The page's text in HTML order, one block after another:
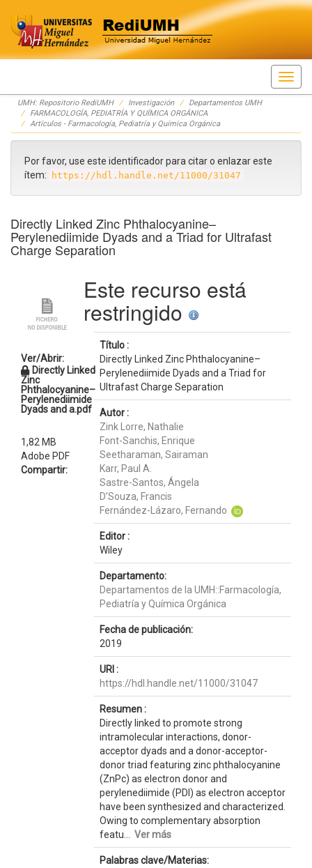
Skip
navigation
UMH: Repositorio RediUMH Investigación
Departamentos UMH
FARMACOLOGÍA, PEDIATRÍA Y QUÍMICA ORGÁNICA
Artículos - Farmacología, Pediatría y Química Orgánica
Por favor, use este identificador para citar o enlazar este
ítem:
https://hdl.handle.net/11000/31047
Directly Linked Zinc Phthalocyanine–
Perylenediimide Dyads and a Triad for Ultrafast
Charge Separation
Ver/Abrir:
Directly Linked
Zinc
Phthalocyanine–
Perylenediimide
Dyads and a.pdf
1,82 MB
Adobe PDF
Compartir:
Este recurso está
restringido
Título :
Directly Linked Zinc Phthalocyanine–
Perylenediimide Dyads and a Triad for
Ultrafast Charge Separation
Autor :
Zink Lorre, Nathalie
Font-Sanchis, Enrique
Seetharaman, Sairaman
Karr, Paul A.
Sastre-Santos, Ángela
D’Souza, Francis
Fernández-Lázaro, Fernando
Editor :
Wiley
Departamento:
Departamentos de la UMH::Farmacología,
Pediatría y Química Orgánica
Fecha de publicación:
2019
URI :
https://hdl.handle.net/11000/31047
Resumen :
Directly linked to promote strong
intramolecular interactions, donor-
acceptor dyads and a donor-acceptor-
donor triad featuring zinc phthalocyanine
(ZnPc) as electron donor and
perylenediimide (PDI) as electron acceptor
have been synthesized and characterized.
Owing to complementary absorption
featu... Ver más
Palabras clave/Materias: